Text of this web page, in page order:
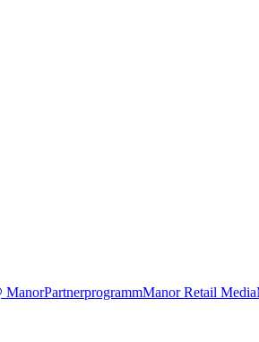
ManorPartnerprogrammManor Retail Media